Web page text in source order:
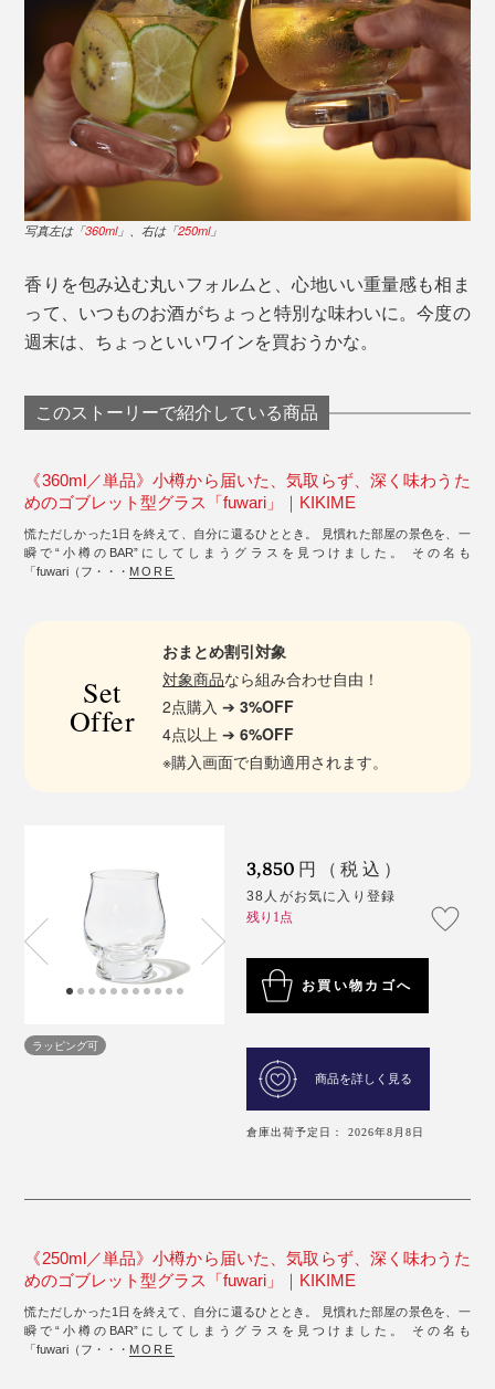
写真左は「360ml」、右は「250ml」
香りを包み込む丸いフォルムと、心地いい重量感も相ま
って、いつものお酒がちょっと特別な味わいに。今度の
週末は、ちょっといいワインを買おうかな。
このストーリーで紹介している商品
《360ml／単品》小樽から届いた、気取らず、深く味わうた
めのゴブレット型グラス「fuwari」｜KIKIME
慌ただしかった1日を終えて、自分に還るひととき。 見慣れた部屋の景色を、一
瞬で“小樽のBAR”にしてしまうグラスを見つけました。 その名も
「fuwari（フ・・・ MORE
Set
Offer
おまとめ割引対象
対象商品なら組み合わせ自由！
2点購入 ➔3%OFF
4点以上 ➔6%OFF
※購入画面で自動適用されます。
ラッピング可
3,850 円（税込）
38人がお気に入り登録
残り1点
お買い物カゴへ
商品を詳しく見る
倉庫出荷予定日： 2026年8月8日
《250ml／単品》小樽から届いた、気取らず、深く味わうた
めのゴブレット型グラス「fuwari」｜KIKIME
慌ただしかった1日を終えて、自分に還るひととき。 見慣れた部屋の景色を、一
瞬で“小樽のBAR”にしてしまうグラスを見つけました。 その名も
「fuwari（フ・・・ MORE